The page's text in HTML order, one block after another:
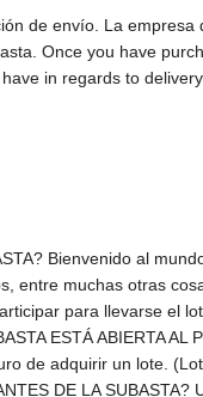
de envío. La
Once you have
in regards to
este recuadro no se haya requisitado, se entenderá que no acepta subir a la siguiente puja. Como garantía de pago, en el caso de que el licitador se presente en Morton para registrar ofertas en ausencia, deberá firmar un comprobante de tarjeta de crédito bancario o American Express a la orden de Morton Subastas, S.A. de C.V. Los lotes se adjudicarán al precio final que permitan las demás pujas o posturas aceptadas en la sala. En caso de que hubiera dos o más licitadores en ausencia, con ofertas por el mismo lote y por la misma cantidad, se adjudicará el lote al licitador cuya oferta haya sido presentada primero en día y hora. En lo demás, son aplicables todas las reglas de la subasta. Morton Subastas NO es responsable si alguna de las ofertas en ausencia no se logra realizar. Morton Subastas NO acepta ofertas sin límites. POR TELÉFONO: Pueden hacerse ofertas vía telefónica en el salón de subastas durante el transcurso de la subasta, presentando una solicitud por escrito y entregado a Morton por lo menos con dos días hábiles de anticipación, siempre y cuando la cifra sea mayor a $10,000.00 M.N. por cada lote de su interés. Las condiciones para hacer efectivas las pujas son las mismas que para ofertas en ausencia. Puede hacernos llegar sus ofertas y demás documentos a la dirección electrónica: